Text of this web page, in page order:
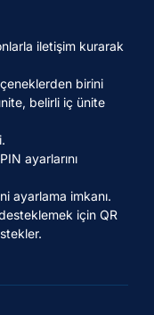
iletişim kurarak
birini
belirli iç ünite
ayarlarını
ayarlama imkanı.
için QR